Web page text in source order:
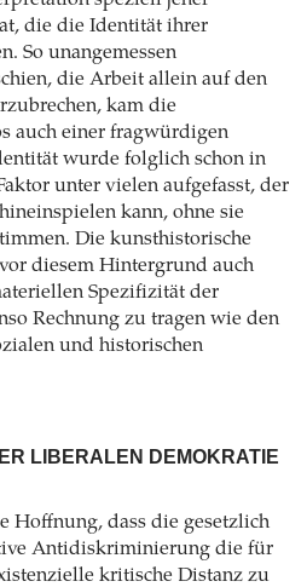
die die Identität ihrer
So unangemessen
die Arbeit allein auf den
kam die
auch einer fragwürdigen
wurde folglich schon in
unter vielen aufgefasst, der
kann, ohne sie
Die kunsthistorische
diesem Hintergrund auch
Spezifizität der
Rechnung zu tragen wie den
und historischen
LIBERALEN DEMOKRATIE
Hoffnung, dass die gesetzlich
Antidiskriminierung die für
kritische Distanz zu